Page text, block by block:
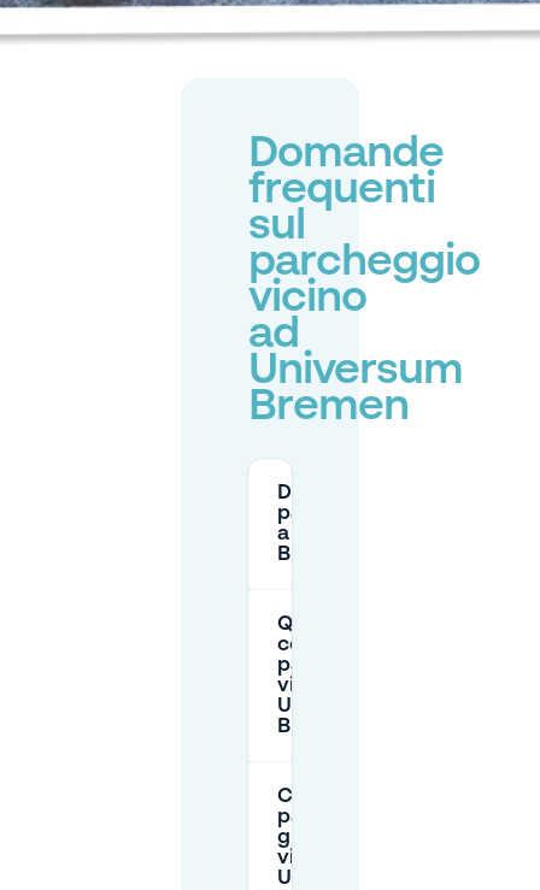
Domande
frequenti
sul
parcheggio
vicino
ad
Universum
Bremen
Dove posso
parcheggiare
a Universum
Bremen?
Quanto
costa il
parcheggio
vicino a
Universum
Bremen?
C'è
parcheggio
gratuito
vicino a
Universum